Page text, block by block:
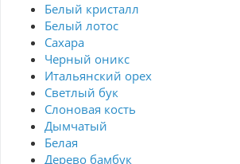
Белый кристалл
Белый лотос
Сахара
Черный оникс
Итальянский орех
Светлый бук
Слоновая кость
Дымчатый
Белая
Дерево бамбук